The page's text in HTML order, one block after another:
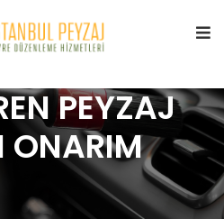
PEYZAJ
ONARIM